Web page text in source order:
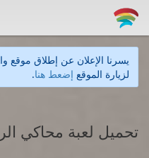
يسرنا الإعلان عن إطلاق موقع
لزيارة الموقع إضعط هنا.